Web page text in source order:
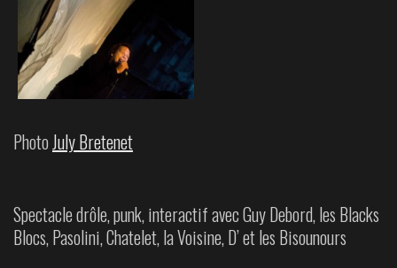
PhotoJuly Bretenet
Spectacle drôle, punk, interactif avec Guy Debord, les Blacks
Blocs, Pasolini, Chatelet, la Voisine, D’ et les Bisounours